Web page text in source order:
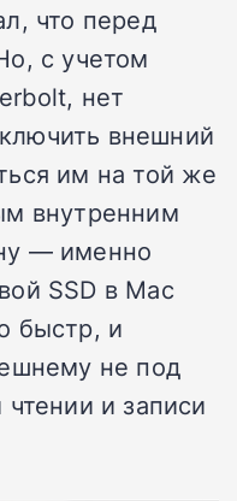
что перед
с учетом
нет
внешний
им на той же
внутренним
— именно
SSD в Mac
быстр, и
не под
и записи